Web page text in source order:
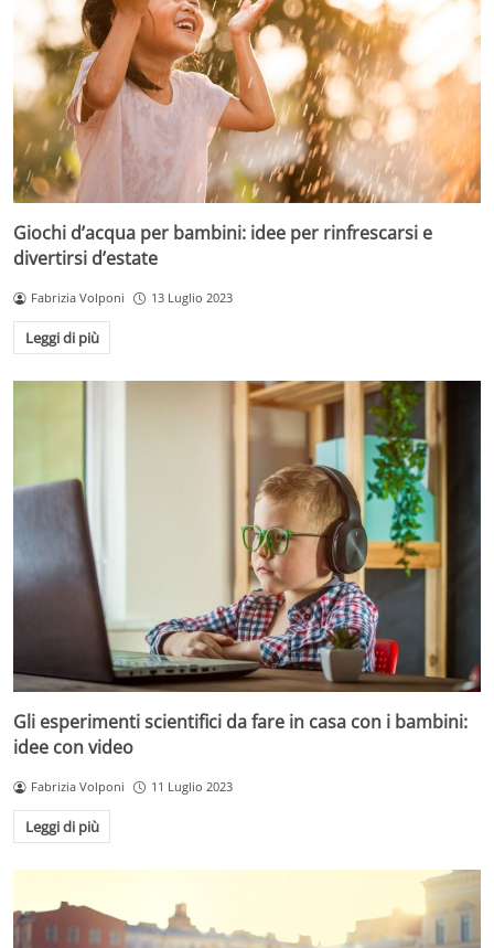
Giochi d’acqua per bambini: idee per rinfrescarsi e
divertirsi d’estate
Fabrizia Volponi 13 Luglio 2023
Leggi di più
Gli esperimenti scientifici da fare in casa con i bambini:
idee con video
Fabrizia Volponi 11 Luglio 2023
Leggi di più